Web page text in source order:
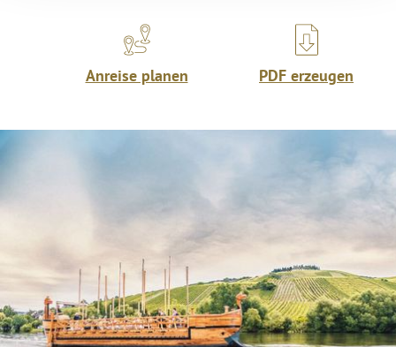
Anreise planen PDF erzeugen